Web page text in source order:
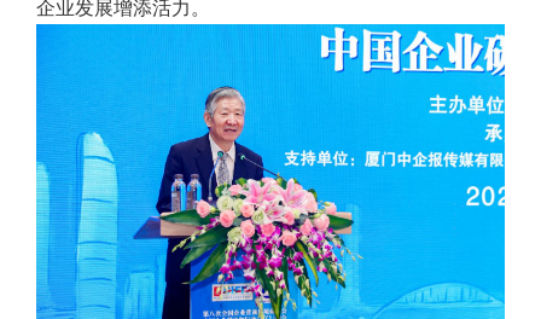
企业发展增添活力。